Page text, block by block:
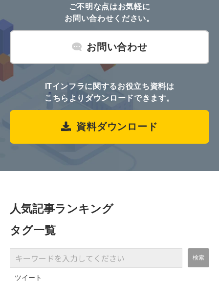
ご不明な点はお気軽に
お問い合わせください。
お問い合わせ
ITインフラに関するお役立ち資料は
こちらよりダウンロードできます。
資料ダウンロード
人気記事ランキング
タグ一覧
ツイート